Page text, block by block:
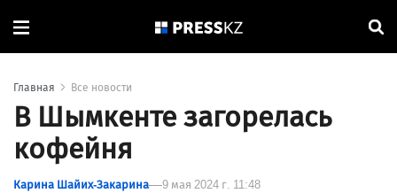
Главная Все новости
В Шымкенте загорелась
кофейня
Карина Шайих-Закарина 9 мая 2024 г. 11:48